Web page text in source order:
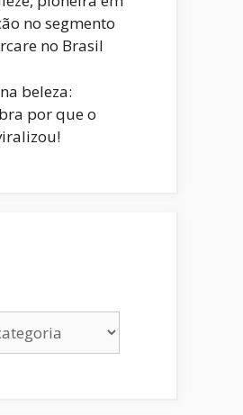
no segmento
no Brasil
beleza:
por que o